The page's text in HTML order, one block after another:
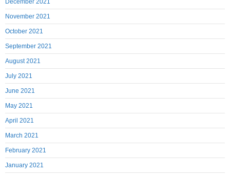
December 2021
November 2021
October 2021
September 2021
August 2021
July 2021
June 2021
May 2021
April 2021
March 2021
February 2021
January 2021